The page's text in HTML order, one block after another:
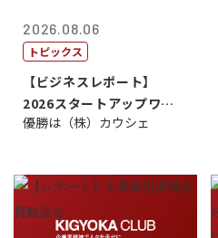
2026.08.06
トピックス
【ビジネスレポート】
2026スタートアップワー
ルドカップ東京
優勝は（株）カウシェ